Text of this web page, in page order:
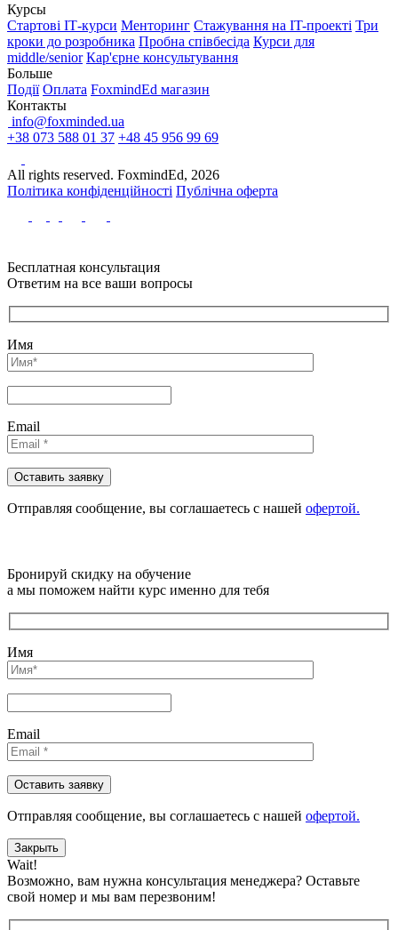
Курсы
Стартові IТ-курси Менторинг Стажування на IT-проекті Три
кроки до розробника Пробна співбесіда Курси для
middle/senior Кар'єрне консультування
Больше
Події Оплата FoxmindEd магазин
Контакты
info@foxminded.ua
+38 073 588 01 37 +48 45 956 99 69
All rights reserved. FoxmindEd, 2026
Політика конфіденційності Публічна оферта
Бесплатная консультация
Ответим на все ваши вопросы
Имя
Email
Отправляя сообщениe, вы соглашаетесь с нашей офертой.
Бронируй скидку на обучение
а мы поможем найти курс именно для тебя
Имя
Email
Отправляя сообщениe, вы соглашаетесь с нашей офертой.
Закрыть
Wait!
Возможно, вам нужна консультация менеджера? Оставьте
свой номер и мы вам перезвоним!